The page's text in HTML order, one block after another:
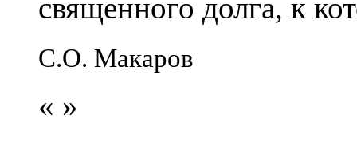
священного долга, к
С.О. Макаров
« »